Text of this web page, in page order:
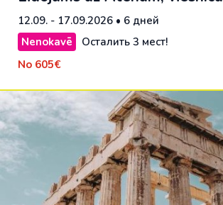
12.09. - 17.09.2026 • 6 дней
Nenokavē
Осталить 3 мест!
No 605€